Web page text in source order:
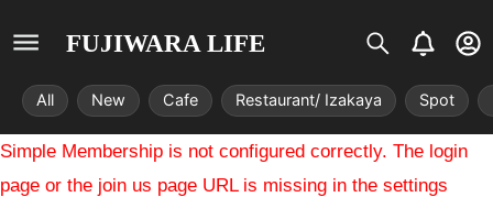
FUJIWARA LIFE
S
i
s
t
r
i
x
B
e
l
l
U
s
r
-
c
All New Cafe Restaurant/ Izakaya Spot
Simple Membership is not configured correctly. The login
page or the join us page URL is missing in the settings